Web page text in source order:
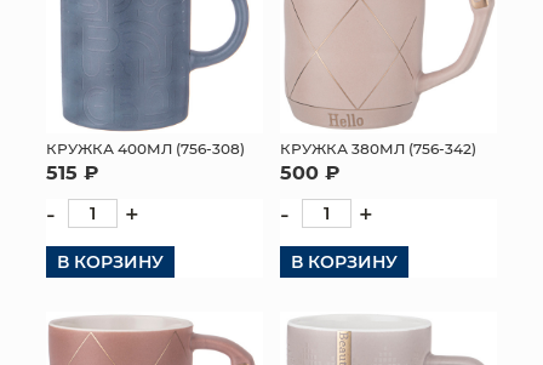
КРУЖКА 400МЛ (756-308)
515 ₽
- +
В КОРЗИНУ
КРУЖКА 380МЛ (756-342)
500 ₽
- +
В КОРЗИНУ